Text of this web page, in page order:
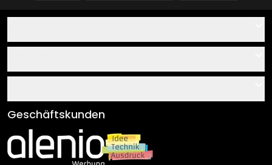
Über uns
Klebe- und Montageanleitungen
Newsletter An-/Abmeldung
AGB
Impressum
Versand & Zahlung
Geschäftskunden